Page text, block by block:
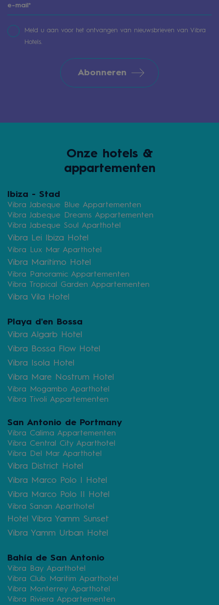
Meld u aan voor het ontvangen van nieuwsbrieven van Vibra
Hotels.
Abonneren
Onze hotels &
appartementen
Ibiza - Stad
Vibra Jabeque Blue Appartementen
Vibra Jabeque Dreams Appartementen
Vibra Jabeque Soul Aparthotel
Vibra Lei Ibiza Hotel
Vibra Lux Mar Aparthotel
Vibra Maritimo Hotel
Vibra Panoramic Appartementen
Vibra Tropical Garden Appartementen
Vibra Vila Hotel
Playa d'en Bossa
Vibra Algarb Hotel
Vibra Bossa Flow Hotel
Vibra Isola Hotel
Vibra Mare Nostrum Hotel
Vibra Mogambo Aparthotel
Vibra Tivoli Appartementen
San Antonio de Portmany
Vibra Calima Appartementen
Vibra Central City Aparthotel
Vibra Del Mar Aparthotel
Vibra District Hotel
Vibra Marco Polo I Hotel
Vibra Marco Polo II Hotel
Vibra Sanan Aparthotel
Hotel Vibra Yamm Sunset
Vibra Yamm Urban Hotel
Bahía de San Antonio
Vibra Bay Aparthotel
Vibra Club Maritim Aparthotel
Vibra Monterrey Aparthotel
Vibra Riviera Appartementen